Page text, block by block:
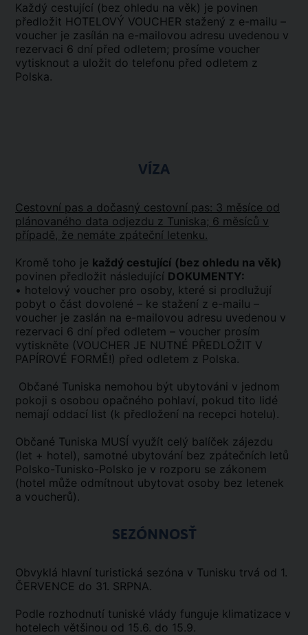
Každý cestující (bez ohledu na věk) je povinen
předložit HOTELOVÝ VOUCHER stažený z e-mailu –
voucher je zasílán na e-mailovou adresu uvedenou v
rezervaci 6 dní před odletem; prosíme voucher
vytisknout a uložit do telefonu před odletem z
Polska.
VÍZA
Cestovní pas a dočasný cestovní pas: 3 měsíce od
plánovaného data odjezdu z Tuniska; 6 měsíců v
případě, že nemáte zpáteční letenku.
Kromě toho je každý cestující (bez ohledu na věk)
povinen předložit následující DOKUMENTY:
• hotelový voucher pro osoby, které si prodlužují
pobyt o část dovolené – ke stažení z e-mailu –
voucher je zaslán na e-mailovou adresu uvedenou v
rezervaci 6 dní před odletem – voucher prosím
vytiskněte (VOUCHER JE NUTNÉ PŘEDLOŽIT V
PAPÍROVÉ FORMĚ!) před odletem z Polska.
Občané Tuniska nemohou být ubytováni v jednom
pokoji s osobou opačného pohlaví, pokud tito lidé
nemají oddací list (k předložení na recepci hotelu).
Občané Tuniska MUSÍ využít celý balíček zájezdu
(let + hotel), samotné ubytování bez zpátečních letů
Polsko-Tunisko-Polsko je v rozporu se zákonem
(hotel může odmítnout ubytovat osoby bez letenek
a voucherů).
SEZÓNNOSŤ
Obvyklá hlavní turistická sezóna v Tunisku trvá od 1.
ČERVENCE do 31. SRPNA.
Podle rozhodnutí tuniské vlády funguje klimatizace v
hotelech většinou od 15.6. do 15.9.